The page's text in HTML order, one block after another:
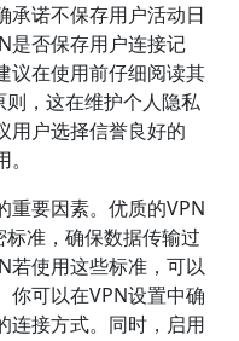
承诺不保存用户活动日
是否保存用户连接记
议在使用前仔细阅读其
则，这在维护个人隐私
用户选择信誉良好的
重要因素。优质的VPN
标准，确保数据传输过
若使用这些标准，可以
你可以在VPN设置中确
连接方式。同时，启用